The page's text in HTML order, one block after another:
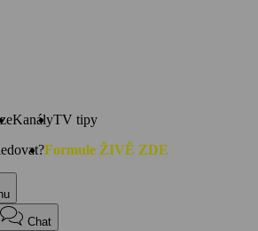
KanályTV tipy
Formule ŽIVĚ ZDE
Chat